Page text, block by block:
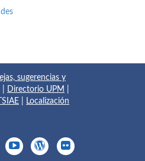
sugerencias y
Directorio UPM
Localización